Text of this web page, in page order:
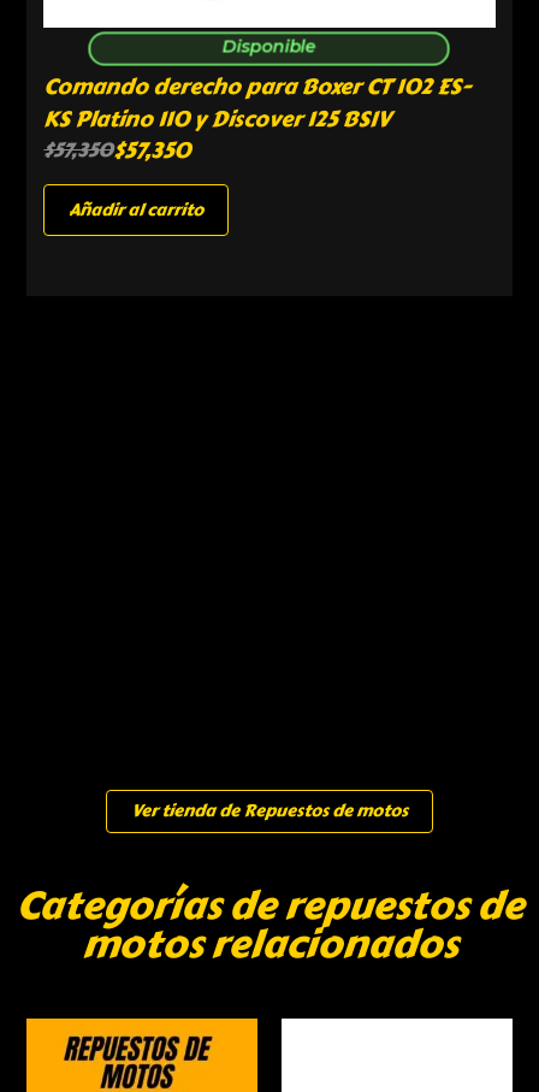
Disponible
Comando derecho para Boxer CT 102 ES-
KS Platino 110 y Discover 125 BSIV
$57,350$57,350
Añadir al carrito
Ver tienda de Repuestos de motos
Categorías de repuestos de
motos relacionados